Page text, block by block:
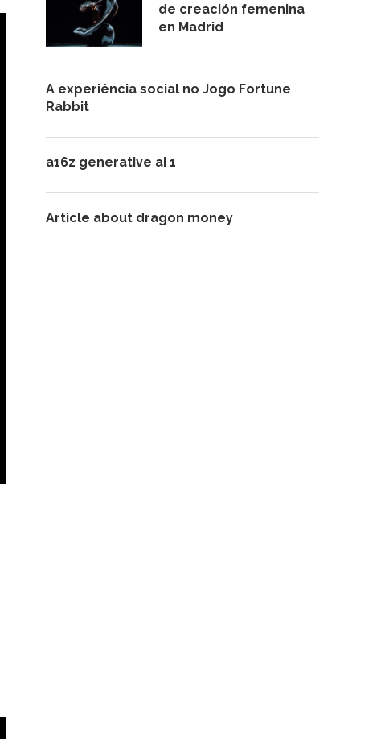
de creación femenina
en Madrid
A experiência social no Jogo Fortune
Rabbit
a16z generative ai 1
Article about dragon money